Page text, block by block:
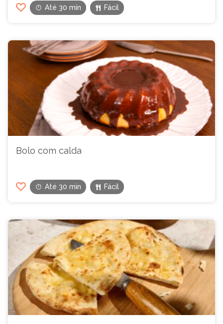
Até 30 min Fácil
Bolo com calda
Até 30 min Fácil